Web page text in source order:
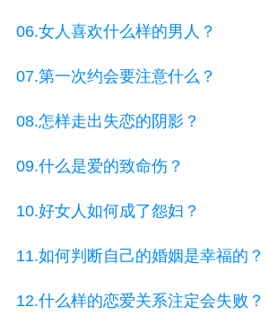
06.女人喜欢什么样的男人？
07.第一次约会要注意什么？
08.怎样走出失恋的阴影？
09.什么是爱的致命伤？
10.好女人如何成了怨妇？
11.如何判断自己的婚姻是幸福的？
12.什么样的恋爱关系注定会失败？